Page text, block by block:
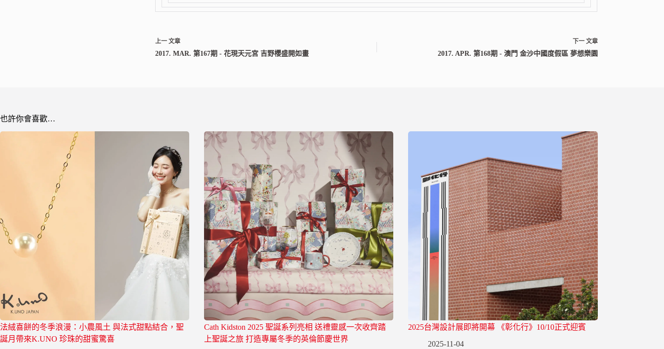
上一文章
2017. MAR. 第167期 - 花現天元宮 吉野櫻盛開如畫
下一 文章
2017. APR. 第168期 - 澳門 金沙中國度假區 夢想樂園
也許你會喜歡…
法絨喜餅的冬季浪漫：小農風土 與法式甜點結合，聖
誕月帶來K.UNO 珍珠的甜蜜驚喜
Cath Kidston 2025 聖誕系列亮相 送禮靈感一次收齊踏
上聖誕之旅 打造專屬冬季的英倫節慶世界
2025台灣設計展即將開幕 《彰化行》10/10正式迎賓
2025-11-04